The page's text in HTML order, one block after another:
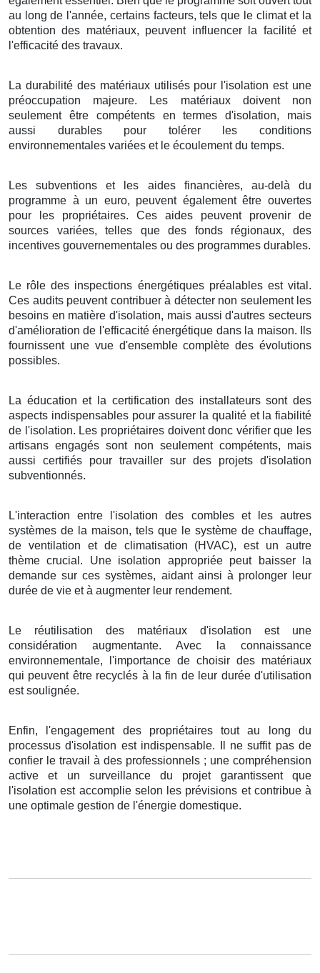
au long de l'année, certains facteurs, tels que le climat et la
obtention des matériaux, peuvent influencer la facilité et
l'efficacité des travaux.
La durabilité des matériaux utilisés pour l'isolation est une
préoccupation majeure. Les matériaux doivent non
seulement être compétents en termes d'isolation, mais
aussi durables pour tolérer les conditions
environnementales variées et le écoulement du temps.
Les subventions et les aides financières, au-delà du
programme à un euro, peuvent également être ouvertes
pour les propriétaires. Ces aides peuvent provenir de
sources variées, telles que des fonds régionaux, des
incentives gouvernementales ou des programmes durables.
Le rôle des inspections énergétiques préalables est vital.
Ces audits peuvent contribuer à détecter non seulement les
besoins en matière d'isolation, mais aussi d'autres secteurs
d'amélioration de l'efficacité énergétique dans la maison. Ils
fournissent une vue d'ensemble complète des évolutions
possibles.
La éducation et la certification des installateurs sont des
aspects indispensables pour assurer la qualité et la fiabilité
de l'isolation. Les propriétaires doivent donc vérifier que les
artisans engagés sont non seulement compétents, mais
aussi certifiés pour travailler sur des projets d'isolation
subventionnés.
L'interaction entre l'isolation des combles et les autres
systèmes de la maison, tels que le système de chauffage,
de ventilation et de climatisation (HVAC), est un autre
thème crucial. Une isolation appropriée peut baisser la
demande sur ces systèmes, aidant ainsi à prolonger leur
durée de vie et à augmenter leur rendement.
Le réutilisation des matériaux d'isolation est une
considération augmentante. Avec la connaissance
environnementale, l'importance de choisir des matériaux
qui peuvent être recyclés à la fin de leur durée d'utilisation
est soulignée.
Enfin, l'engagement des propriétaires tout au long du
processus d'isolation est indispensable. Il ne suffit pas de
confier le travail à des professionnels ; une compréhension
active et un surveillance du projet garantissent que
l'isolation est accomplie selon les prévisions et contribue à
une optimale gestion de l'énergie domestique.